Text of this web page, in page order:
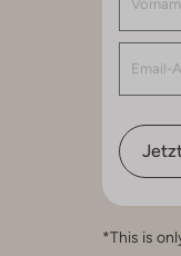
*This is